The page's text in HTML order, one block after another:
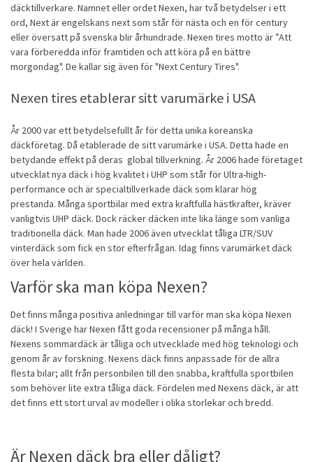
däcktillverkare. Namnet eller ordet Nexen, har två betydelser i ett
ord, Next är engelskans next som står för nästa och en för century
eller översatt på svenska blir århundrade. Nexen tires motto är ”Att
vara förberedda inför framtiden och att köra på en bättre
morgondag". De kallar sig även för "Next Century Tires".
Nexen tires etablerar sitt varumärke i USA
År 2000 var ett betydelsefullt år för detta unika koreanska
däckföretag. Då etablerade de sitt varumärke i USA. Detta hade en
betydande effekt på deras global tillverkning. År 2006 hade företaget
utvecklat nya däck i hög kvalitet i UHP som står för Ultra-high-
performance och är specialtillverkade däck som klarar hög
prestanda. Många sportbilar med extra kraftfulla hästkrafter, kräver
vanligtvis UHP däck. Dock räcker däcken inte lika länge som vanliga
traditionella däck. Man hade 2006 även utvecklat tåliga LTR/SUV
vinterdäck som fick en stor efterfrågan. Idag finns varumärket däck
över hela världen.
Varför ska man köpa Nexen?
Det finns många positiva anledningar till varför man ska köpa Nexen
däck! I Sverige har Nexen fått goda recensioner på många håll.
Nexens sommardäck är tåliga och utvecklade med hög teknologi och
genom år av forskning. Nexens däck finns anpassade för de allra
flesta bilar; allt från personbilen till den snabba, kraftfulla sportbilen
som behöver lite extra tåliga däck. Fördelen med Nexens däck, är att
det finns ett stort urval av modeller i olika storlekar och bredd.
Är Nexen däck bra eller dåligt?